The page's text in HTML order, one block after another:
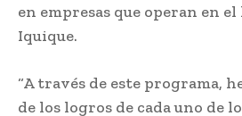
en empresas que operan en
Iquique.
“A través de este programa,
de los logros de cada uno de